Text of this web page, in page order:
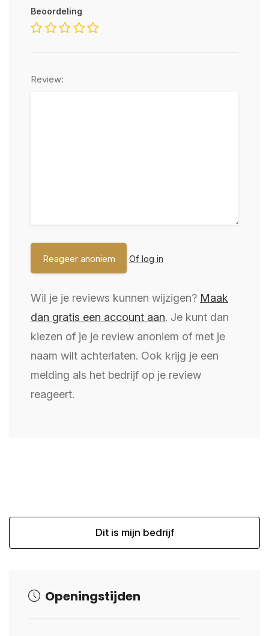
Beoordeling
Review:
Of log in
Wil je je reviews kunnen wijzigen? Maak
dan gratis een account aan. Je kunt dan
kiezen of je je review anoniem of met je
naam wilt achterlaten. Ook krijg je een
melding als het bedrijf op je review
reageert.
Dit is mijn bedrijf
Openingstijden